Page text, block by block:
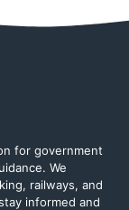
for government
We
railways, and
informed and